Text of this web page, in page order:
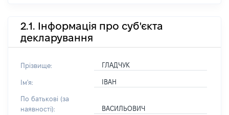
2.1. Інформація про суб'єкта
декларування
Прізвище: ГЛАДЧУК
Ім'я: ІВАН
По батькові (за
наявності):
ВАСИЛЬОВИЧ